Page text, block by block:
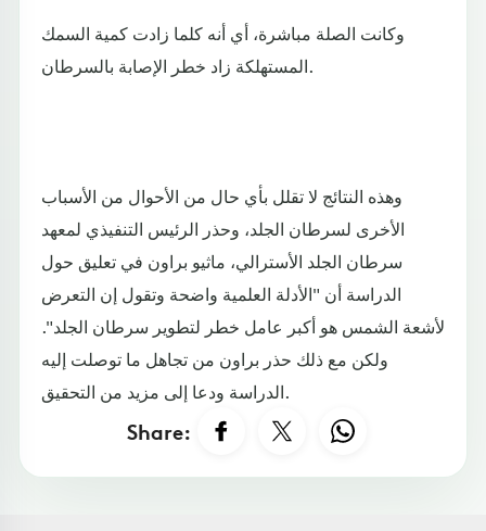
وكانت الصلة مباشرة، أي أنه كلما زادت كمية السمك
المستهلكة زاد خطر الإصابة بالسرطان.
وهذه النتائج لا تقلل بأي حال من الأحوال من الأسباب
الأخرى لسرطان الجلد، وحذر الرئيس التنفيذي لمعهد
سرطان الجلد الأسترالي، ماثيو براون في تعليق حول
الدراسة أن "الأدلة العلمية واضحة وتقول إن التعرض
لأشعة الشمس هو أكبر عامل خطر لتطوير سرطان الجلد".
ولكن مع ذلك حذر براون من تجاهل ما توصلت إليه
الدراسة ودعا إلى مزيد من التحقيق.
Share: